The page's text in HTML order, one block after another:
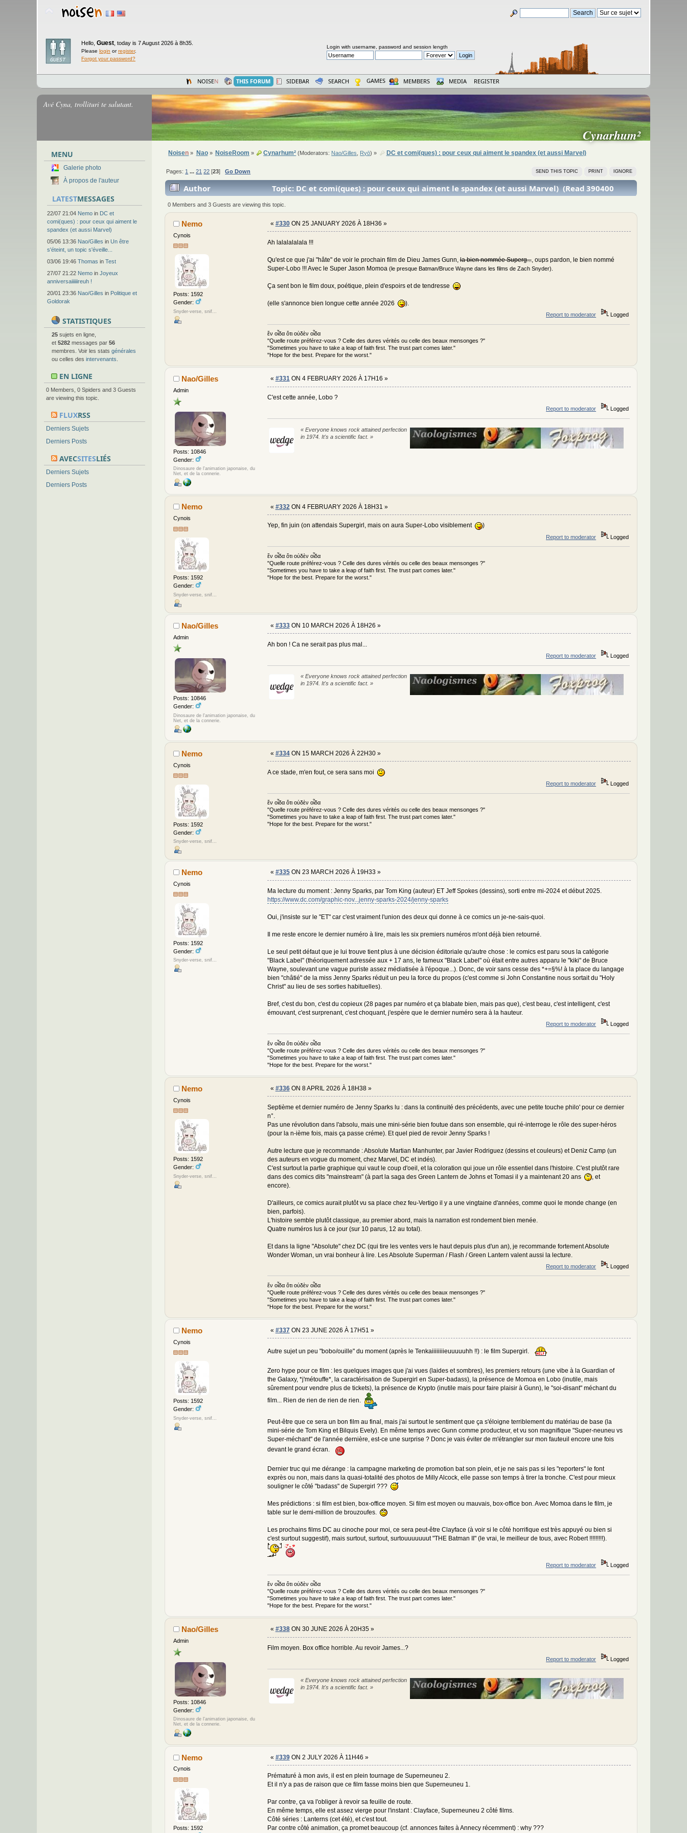
Hello, Guest today is 7 August 2026 à 8h35.
Please login orregister.
Forgot your password?
Login with username, password and session length
NOISEN THIS FORUM SIDEBAR SEARCH GAMES MEMBERS MEDIA REGISTER
Avé Cyna, trollituri te salutant.
MENU
Galerie photo
À propos de l'auteur
LATESTMESSAGES
22/07 21:04 Nemo in DC et
comi(ques) : pour ceux qui aiment le
spandex (et aussi Marvel)
05/06 13:36 Nao/Gilles in Un être
s'éteint, un topic s'éveille...
03/06 19:46 Thomas in Test
27/07 21:22 Nemo in Joyeux
anniversaiiiiiireuh !
20/01 23:36 Nao/Gilles in Politique et
Goldorak
STATISTIQUES
25 sujets en ligne,
et 5282 messages par 56
membres. Voir les stats générales
ou celles des intervenants
EN LIGNE
0 Members, 0 Spiders and 3 Guests
are viewing this topic.
FLUXRSS
Derniers Sujets
Derniers Posts
AVECSITESLIÉS
Derniers Sujets
Derniers Posts
Cynarhum²
Noisen » Nao» NoiseRoom » Cynarhum² (Moderators: Nao/Gilles Ryō) » DC et comi(ques) : pour ceux qui aiment le spandex (et aussi Marvel)
SEND THIS TOPIC PRINT IGNORE
Pages: 1 ...21 22 [23]Go Down
Author
Topic: DC et comi(ques) : pour ceux qui aiment le spandex (et aussi Marvel) (Read 390400
times)
0 Members and 3 Guests are viewing this topic.
Nemo
Cynois
Posts: 1592
Gender:
Snyder-verse, snif...
« #330ON 25 JANUARY 2026 À 18H36 »
Ah lalalalalala !!!
Qu'est ce que j'ai "hâte" de voir le prochain film de Dieu James Gunn,la bien nommée Superg..., oups pardon, le bien nommé
Super-Lobo !!! Avec le Super Jason Momoa (le presque Batman/Bruce Wayne dans les films de Zach Snyder).
Ça sent bon le film doux, poétique, plein d'espoirs et de tendresse
(elle s'annonce bien longue cette année 2026 ).
Report to moderator Logged
ἕν οἶδα ὅτι οὐδὲν οἶδα
"Quelle route préférez-vous ? Celle des dures vérités ou celle des beaux mensonges ?"
"Sometimes you have to take a leap of faith first. The trust part comes later."
"Hope for the best. Prepare for the worst."
Nao/Gilles
Admin
Posts: 10846
Gender:
Dinosaure de l'animation japonaise, du
Net, et de la connerie.
« #331ON 4 FEBRUARY 2026 À 17H16 »
C'est cette année, Lobo ?
Report to moderator Logged
« Everyone knows rock attained perfection
in 1974. It's a scientific fact. »
Nemo
Cynois
Posts: 1592
Gender:
Snyder-verse, snif...
« #332 ON 4 FEBRUARY 2026 À 18H31 »
Yep, fin juin (on attendais Supergirl, mais on aura Super-Lobo visiblement )
Report to moderator Logged
ἕν οἶδα ὅτι οὐδὲν οἶδα
"Quelle route préférez-vous ? Celle des dures vérités ou celle des beaux mensonges ?"
"Sometimes you have to take a leap of faith first. The trust part comes later."
"Hope for the best. Prepare for the worst."
Nao/Gilles
Admin
Posts: 10846
Gender:
Dinosaure de l'animation japonaise, du
Net, et de la connerie.
« #333ON 10 MARCH 2026 À 18H26 »
Ah bon ! Ca ne serait pas plus mal...
Report to moderator Logged
« Everyone knows rock attained perfection
in 1974. It's a scientific fact. »
Nemo
Cynois
Posts: 1592
Gender:
Snyder-verse, snif...
« #334ON 15 MARCH 2026 À 22H30 »
A ce stade, m'en fout, ce sera sans moi
Report to moderator Logged
ἕν οἶδα ὅτι οὐδὲν οἶδα
"Quelle route préférez-vous ? Celle des dures vérités ou celle des beaux mensonges ?"
"Sometimes you have to take a leap of faith first. The trust part comes later."
"Hope for the best. Prepare for the worst."
Nemo
Cynois
Posts: 1592
Gender:
Snyder-verse, snif...
« #335ON 23 MARCH 2026 À 19H33 »
Ma lecture du moment : Jenny Sparks, par Tom King (auteur) ET Jeff Spokes (dessins), sorti entre mi-2024 et début 2025.
https://www.dc.com/graphic-nov...jenny-sparks-2024/jenny-sparks
Oui, j'insiste sur le "ET" car c'est vraiment l'union des deux qui donne à ce comics un je-ne-sais-quoi.
Il me reste encore le dernier numéro à lire, mais les six premiers numéros m'ont déjà bien retourné.
Le seul petit défaut que je lui trouve tient plus à une décision éditoriale qu'autre chose : le comics est paru sous la catégorie
"Black Label" (théoriquement adressée aux + 17 ans, le fameux "Black Label" où était entre autres apparu le "kiki" de Bruce
Wayne, soulevant une vague puriste assez médiatisée à l'époque...). Donc, de voir sans cesse des *+=§%! à la place du langage
bien "châtié" de la miss Jenny Sparks réduit un peu la force du propos (c'est comme si John Constantine nous sortait du "Holy
Christ" au lieu de ses sorties habituelles).
Bref, c'est du bon, c'est du copieux (28 pages par numéro et ça blabate bien, mais pas que), c'est beau, c'est intelligent, c'est
émouvant, c'est surprenant, c'est choquant, j'espère que le dernier numéro sera à la hauteur.
Report to moderator Logged
ἕν οἶδα ὅτι οὐδὲν οἶδα
"Quelle route préférez-vous ? Celle des dures vérités ou celle des beaux mensonges ?"
"Sometimes you have to take a leap of faith first. The trust part comes later."
"Hope for the best. Prepare for the worst."
Nemo
Cynois
Posts: 1592
Gender:
Snyder-verse, snif...
« #336ON 8 APRIL 2026 À 18H38 »
Septième et dernier numéro de Jenny Sparks lu : dans la continuité des précédents, avec une petite touche philo' pour ce dernier
n°.
Pas une révolution dans l'absolu, mais une mini-série bien foutue dans son ensemble, qui ré-interroge le rôle des super-héros
(pour la n-ième fois, mais ça passe créme). Et quel pied de revoir Jenny Sparks !
Autre lecture que je recommande : Absolute Martian Manhunter, par Javier Rodriguez (dessins et couleurs) et Deniz Camp (un
des auteurs en vogue du moment, chez Marvel, DC et indés).
C'est surtout la partie graphique qui vaut le coup d'oeil, et la coloration qui joue un rôle essentiel dans l'histoire. C'est plutôt rare
dans des comics dits "mainstream" (à part la saga des Green Lantern de Johns et Tomasi il y a maintenant 20 ans
, et
encore).
D'ailleurs, ce comics aurait plutôt vu sa place chez feu-Vertigo il y a une vingtaine d'années, comme quoi le monde change (en
bien, parfois).
L'histoire semble plutôt classique, au premier abord, mais la narration est rondement bien menée.
Quatre numéros lus à ce jour (sur 10 parus, 12 au total).
Et dans la ligne "Absolute" chez DC (qui tire les ventes vers le haut depuis plus d'un an), je recommande fortement Absolute
Wonder Woman, un vrai bonheur à lire. Les Absolute Superman / Flash / Green Lantern valent aussi la lecture.
Report to moderator Logged
ἕν οἶδα ὅτι οὐδὲν οἶδα
"Quelle route préférez-vous ? Celle des dures vérités ou celle des beaux mensonges ?"
"Sometimes you have to take a leap of faith first. The trust part comes later."
"Hope for the best. Prepare for the worst."
Nemo
Cynois
Posts: 1592
Gender:
Snyder-verse, snif...
« #337ON 23 JUNE 2026 À 17H51 »
Autre sujet un peu "bobo/ouille" du moment (après le Tenkaiiiiiiiieuuuuuhh !!) : le film Supergirl.
Zero hype pour ce film : les quelques images que j'ai vues (laides et sombres), les premiers retours (une vibe à la Guardian of
the Galaxy, *j'métouffe*, la caractérisation de Supergirl en Super-badass), la présence de Momoa en Lobo (inutile, mais
sûrement pour vendre plus de tickets), la présence de Krypto (inutile mais pour faire plaisir à Gunn), le "soi-disant" méchant du
film... Rien de rien de rien de rien.
Peut-être que ce sera un bon film au final, mais j'ai surtout le sentiment que ça s'éloigne terriblement du matériau de base (la
mini-série de Tom King et Bilquis Evely). En même temps avec Gunn comme producteur, et vu son magnifique "Super-neuneu vs
Super-méchant" de l'année dernière, est-ce une surprise ? Donc je vais éviter de m'étrangler sur mon fauteuil encore une fois
devant le grand écran.
Dernier truc qui me dérange : la campagne marketing de promotion bat son plein, et je ne sais pas si les "reporters" le font
exprès ou non, mais dans la quasi-totalité des photos de Milly Alcock, elle passe son temps à tirer la tronche. C'est pour mieux
souligner le côté "badass" de Supergirl ???
Mes prédictions : si film est bien, box-office moyen. Si film est moyen ou mauvais, box-office bon. Avec Momoa dans le film, je
table sur le demi-million de brouzoufes.
Les prochains films DC au cinoche pour moi, ce sera peut-être Clayface (à voir si le côté horrifique est très appuyé ou bien si
c'est surtout suggestif), mais surtout, surtout, surtouuuuuuut "THE Batman II" (le vrai, le meilleur de tous, avec Robert !!!!!!!!!).
Report to moderator Logged
ἕν οἶδα ὅτι οὐδὲν οἶδα
"Quelle route préférez-vous ? Celle des dures vérités ou celle des beaux mensonges ?"
"Sometimes you have to take a leap of faith first. The trust part comes later."
"Hope for the best. Prepare for the worst."
Nao/Gilles
Admin
Posts: 10846
Gender:
Dinosaure de l'animation japonaise, du
Net, et de la connerie.
« #338ON 30 JUNE 2026 À 20H35 »
Film moyen. Box office horrible. Au revoir James...?
Report to moderator Logged
« Everyone knows rock attained perfection
in 1974. It's a scientific fact. »
Nemo
Cynois
Posts: 1592
« #339ON 2 JULY 2026 À 11H46 »
Prématuré à mon avis, il est en plein tournage de Superneuneu 2.
Et il n'y a pas de raison que ce film fasse moins bien que Superneuneu 1.
Par contre, ça va l'obliger à revoir sa feuille de route.
En même temps, elle est assez vierge pour l'instant : Clayface, Superneuneu 2 côté films.
Côté séries : Lanterns (cet été), et c'est tout.
Par contre côté animation, ça promet beaucoup (cf. annonces faites à Annecy récemment) : why ???